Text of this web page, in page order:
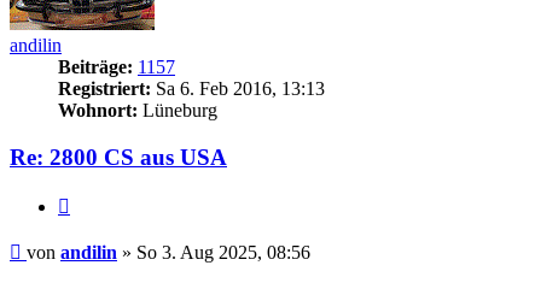
andilin
Beiträge: 1157
Registriert: Sa 6. Feb 2016, 13:13
Wohnort: Lüneburg
Re: 2800 CS aus USA
Beitrag
von andilin » So 3. Aug 2025, 08:56